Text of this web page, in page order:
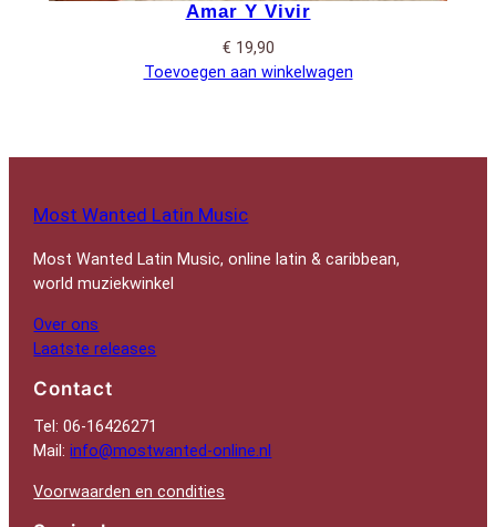
Amar Y Vivir
€ 19,90
Toevoegen aan winkelwagen
Most Wanted Latin Music
Most Wanted Latin Music, online latin & caribbean,
world muziekwinkel
Over ons
Laatste releases
Contact
Tel: 06-16426271
Mail:info@mostwanted-online.nl
Voorwaarden en condities